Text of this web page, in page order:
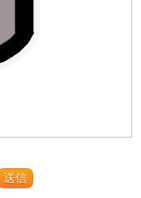
送信